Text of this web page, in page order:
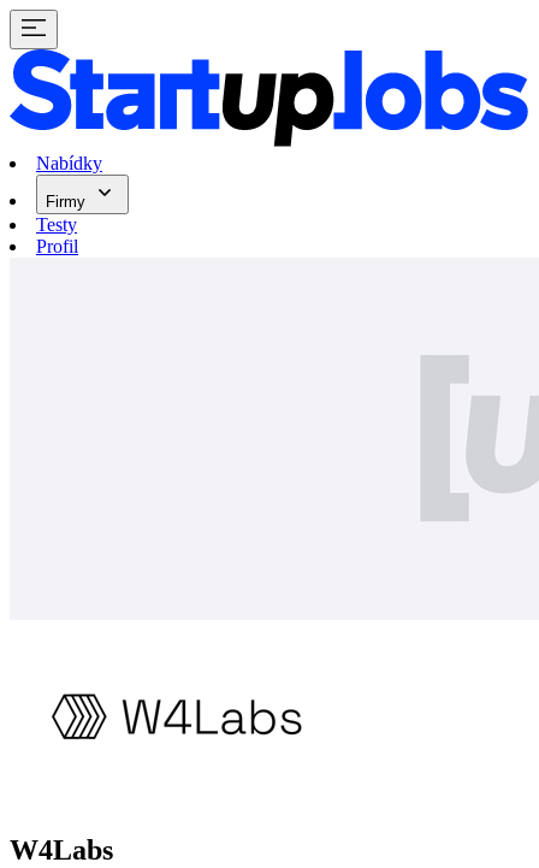
Nabídky
Firmy
Testy
Profil
W4Labs